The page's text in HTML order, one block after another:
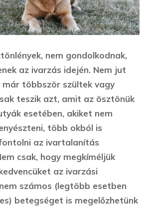
nem gondolkodnak,
az ivarzás idején. Nem jut
már többször szültek vagy
teszik azt, amit az ösztönük
esetében, akiket nem
több okból is
az ivartalanítás
csak, hogy megkíméljük
az ivarzási
számos (legtöbb esetben
betegséget is megelőzhetünk